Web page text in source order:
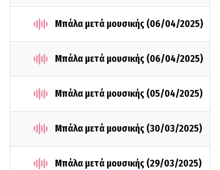
Μπάλα μετά μουσικής (06/04/2025)
Μπάλα μετά μουσικής (06/04/2025)
Μπάλα μετά μουσικής (05/04/2025)
Μπάλα μετά μουσικής (30/03/2025)
Μπάλα μετά μουσικής (29/03/2025)